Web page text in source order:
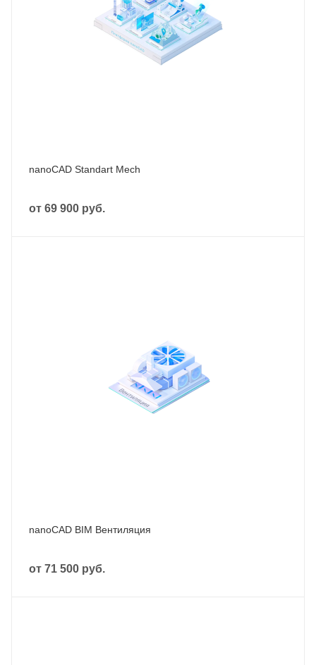
nanoCAD Standart Mech
от 69 900 руб.
nanoCAD BIM Вентиляция
от 71 500 руб.